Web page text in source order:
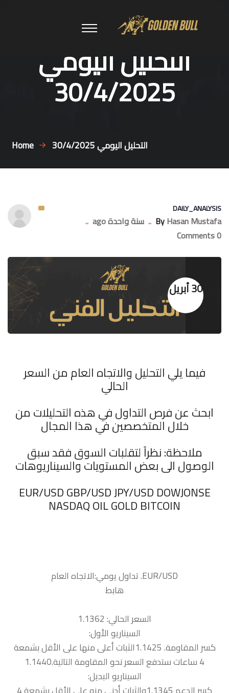
التحليل اليومي
30/4/2025
Home التحليل اليومي 30/4/2025
DAILY_ANALYSIS
ByHasan Mustafa
.. سنة واحدة ago
..
0 Comments
30 أبريل
فيما يلي التحليل والاتجاه العام من السعر
الحالي
ابحث عن فرص التداول في هذه التحليلات من
خلال المتخصصين في هذا المجال
ملاحظة: نظراً لتقلبات السوق فقد سبق
الوصول الى بعض المستويات والسيناريوهات
‏EUR/USD GBP/USD JPY/USD DOWJONSE
NASDAQ OIL GOLD BITCOIN
هابط
السعر الحالي: 1.1362
السيناريو الأول:
كسر المقاومة. 1.1425الثبات أعلى منها على الأقل بشمعة
4 ساعات ستدفع السعر نحو المقاومة التالية.1.1440
السيناريو البديل: